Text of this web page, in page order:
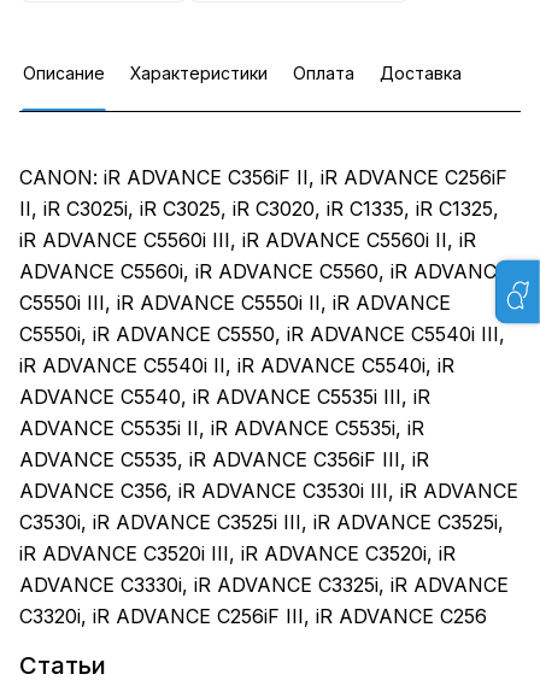
Описание Характеристики Оплата Доставка
CANON: iR ADVANCE C356iF II, iR ADVANCE C256iF
II, iR C3025i, iR C3025, iR C3020, iR C1335, iR C1325,
iR ADVANCE C5560i III, iR ADVANCE C5560i II, iR
ADVANCE C5560i, iR ADVANCE C5560, iR ADVANCE
C5550i III, iR ADVANCE C5550i II, iR ADVANCE
C5550i, iR ADVANCE C5550, iR ADVANCE C5540i III,
iR ADVANCE C5540i II, iR ADVANCE C5540i, iR
ADVANCE C5540, iR ADVANCE C5535i III, iR
ADVANCE C5535i II, iR ADVANCE C5535i, iR
ADVANCE C5535, iR ADVANCE C356iF III, iR
ADVANCE C356, iR ADVANCE C3530i III, iR ADVANCE
C3530i, iR ADVANCE C3525i III, iR ADVANCE C3525i,
iR ADVANCE C3520i III, iR ADVANCE C3520i, iR
ADVANCE C3330i, iR ADVANCE C3325i, iR ADVANCE
C3320i, iR ADVANCE C256iF III, iR ADVANCE C256
Статьи